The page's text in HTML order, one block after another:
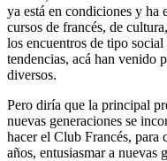
ya está en condiciones y ha
cursos de francés, de
los encuentros de tipo
tendencias, acá han venido
diversos.
Pero diría que la principal
nuevas generaciones se
hacer el Club Francés,
años, entusiasmar a nuevas